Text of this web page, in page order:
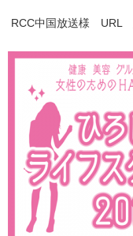
RCC中国放送様 URL